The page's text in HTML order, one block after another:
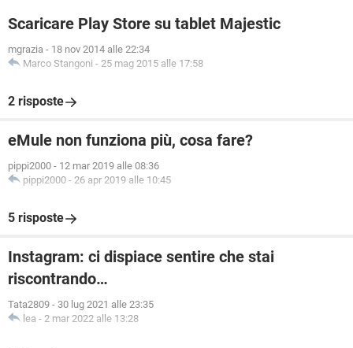
Scaricare Play Store su tablet Majestic
mgrazia - 18 nov 2014 alle 22:34
Marco Stangoni - 25 mag 2015 alle 17:58
2 risposte
eMule non funziona più, cosa fare?
pippi2000 - 12 mar 2019 alle 08:36
pippi2000 - 26 apr 2019 alle 10:45
5 risposte
Instagram: ci dispiace sentire che stai
riscontrando…
Tata2809 - 30 lug 2021 alle 23:35
lea - 2 mar 2022 alle 13:28